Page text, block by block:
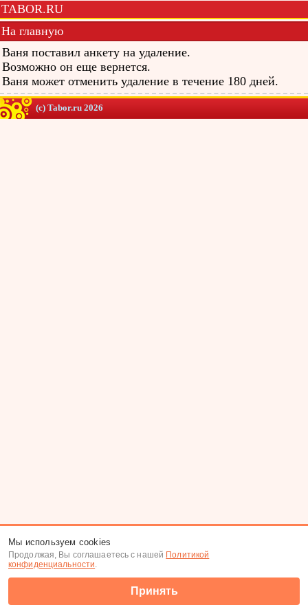
TABOR.RU
На главную
Ваня поставил анкету на удаление.
Возможно он еще вернется.
Ваня может отменить удаление в течение 180 дней.
(c) Tabor.ru 2026
Мы используем cookies
Продолжая, Вы соглашаетесь с нашей Политикой
конфиденциальности.
Принять